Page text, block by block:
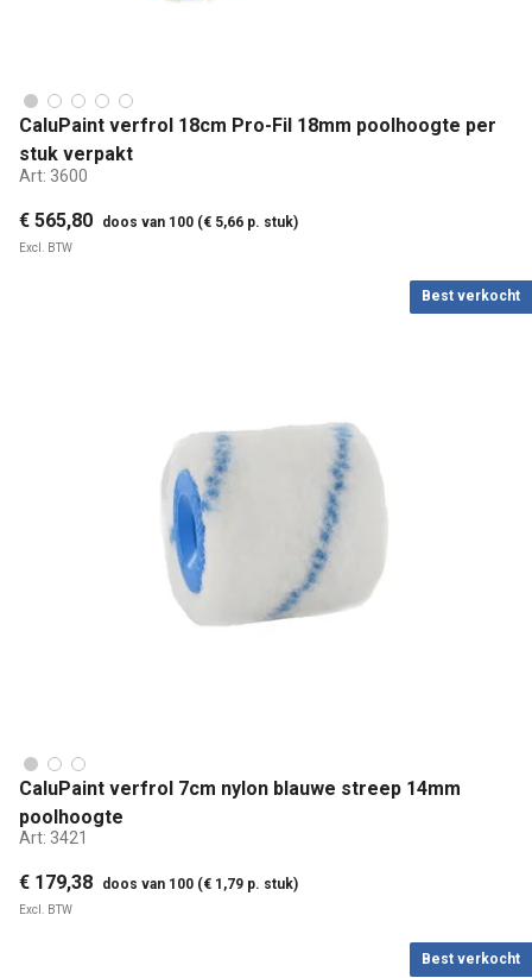
CaluPaint verfrol 18cm Pro-Fil 18mm poolhoogte per
stuk verpakt
Art: 3600
€ 565,80 doos van 100 (€ 5,66 p. stuk)
Excl. BTW
Best verkocht
CaluPaint verfrol 7cm nylon blauwe streep 14mm
poolhoogte
Art: 3421
€ 179,38 doos van 100 (€ 1,79 p. stuk)
Excl. BTW
Best verkocht